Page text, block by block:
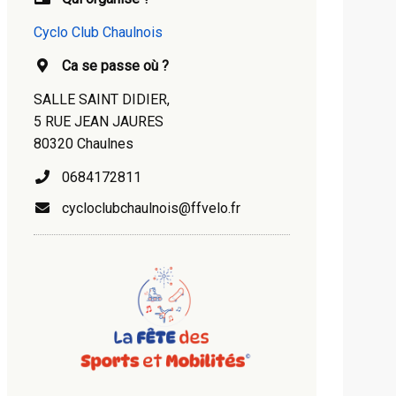
Cyclo Club Chaulnois
Ca se passe où ?
SALLE SAINT DIDIER,
5 RUE JEAN JAURES
80320 Chaulnes
0684172811
cycloclubchaulnois@ffvelo.fr